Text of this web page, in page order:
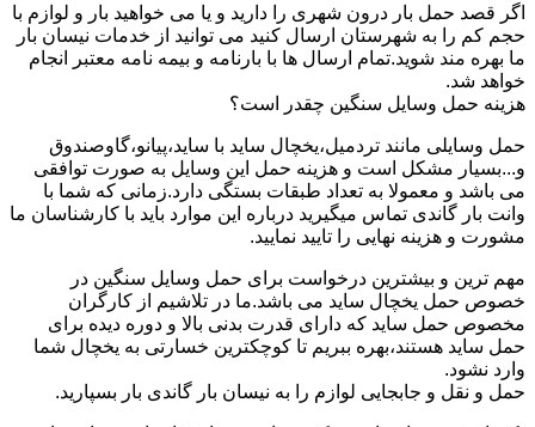
اگر قصد حمل بار درون شهری را دارید و یا می خواهید بار و لوازم با
حجم کم را به شهرستان ارسال کنید می توانید از خدمات نیسان بار
ما بهره مند شوید.تمام ارسال ها با بارنامه و بیمه نامه معتبر انجام
خواهد شد.
هزینه حمل وسایل سنگین چقدر است؟
حمل وسایلی مانند تردمیل،یخچال ساید با ساید،پیانو،گاوصندوق
و...بسیار مشکل است و هزینه حمل این وسایل به صورت توافقی
می باشد و معمولا به تعداد طبقات بستگی دارد.زمانی که شما با
وانت بار گاندی تماس میگیرید درباره این موارد باید با کارشناسان ما
مشورت و هزینه نهایی را تایید نمایید.
مهم ترین و بیشترین درخواست برای حمل وسایل سنگین در
خصوص حمل یخچال ساید می باشد.ما در تلاشیم از کارگران
مخصوص حمل ساید که دارای قدرت بدنی بالا و دوره دیده برای
حمل ساید هستند،بهره ببریم تا کوچکترین خسارتی به یخچال شما
وارد نشود.
حمل و نقل و جابجایی لوازم را به نیسان بار گاندی بار بسپارید.